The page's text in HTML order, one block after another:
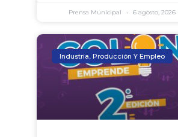
Prensa Municipal 6 agosto, 2026
Industria, Producción Y Empleo